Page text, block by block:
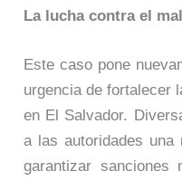
La lucha contra el
Este caso pone
urgencia de fortalecer
en El Salvador.
a las autoridades una
garantizar sanciones